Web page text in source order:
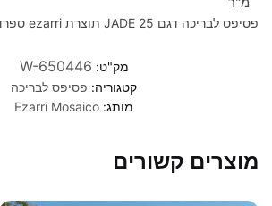
פסיפס לבריכה דגם 25 JADE תוצרת ezarri ספרד
מק"ט: W-650446
קטגוריה: פסיפס לבריכה
מותג: Ezarri Mosaico
מוצרים קשורים